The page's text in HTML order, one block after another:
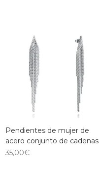
Pendientes de mujer de
acero conjunto de cadenas
35,00€